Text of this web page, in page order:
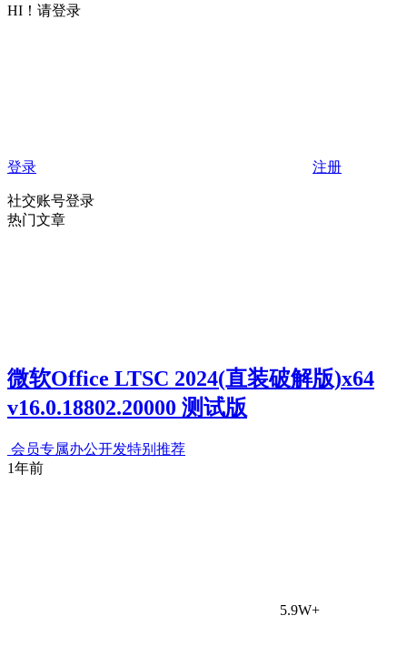
HI！请登录
登录 注册
社交账号登录
热门文章
微软Office LTSC 2024(直装破解版)x64
v16.0.18802.20000 测试版
会员专属办公开发特别推荐
1年前
5.9W+